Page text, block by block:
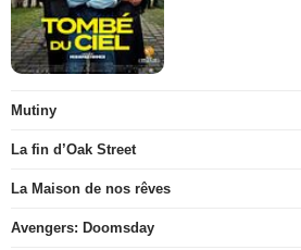
Mutiny
La fin d’Oak Street
La Maison de nos rêves
Avengers: Doomsday